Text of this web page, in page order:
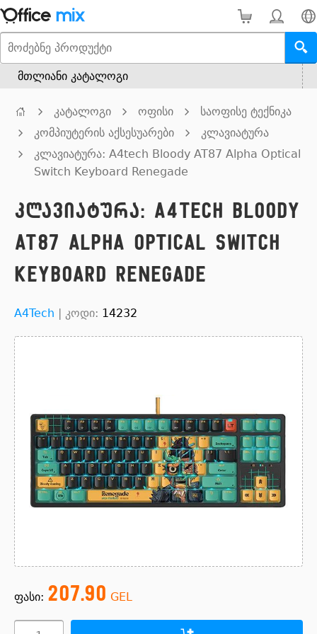
მთლიანი კატალოგი
კატალოგი ოფისი
საოფისე ტექნიკა
კომპიუტერის აქსესუარები
კლავიატურა
კლავიატურა: A4tech Bloody AT87 Alpha Optical
Switch Keyboard Renegade
კლავიატურა: A4tech Bloody
AT87 Alpha Optical Switch
Keyboard Renegade
A4Tech | კოდი: 14232
ფასი: 207.90 GEL